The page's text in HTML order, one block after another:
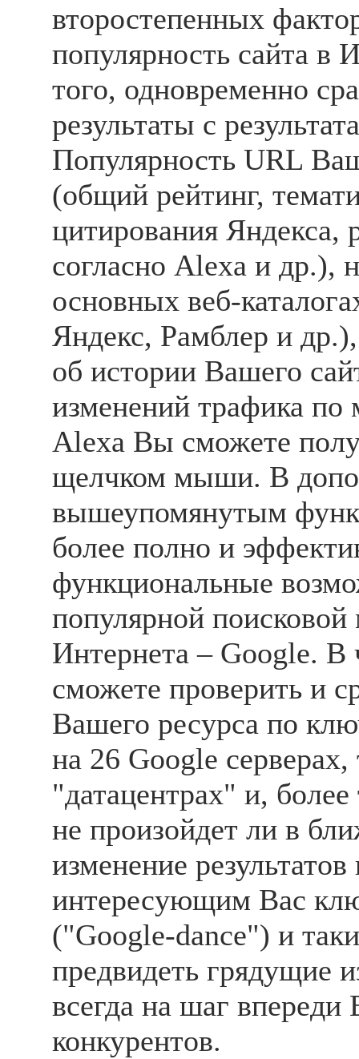
второстепенных
популярность сайта в
того, одновременно
результаты с
Популярность URL
(общий рейтинг,
цитирования Яндекса,
согласно Alexa и др.),
основных веб-
Яндекс, Рамблер и
об истории Вашего
изменений трафика по
Alexa Вы сможете
щелчком мыши. В
вышеупомянутым
более полно и
функциональные
популярной
Интернета – Google. В
сможете проверить и
Вашего ресурса по
на 26 Google
"датацентрах" и,
не произойдет ли в
изменение
интересующим Вас
("Google-dance") и
предвидеть грядущие
всегда на шаг
конкурентов.